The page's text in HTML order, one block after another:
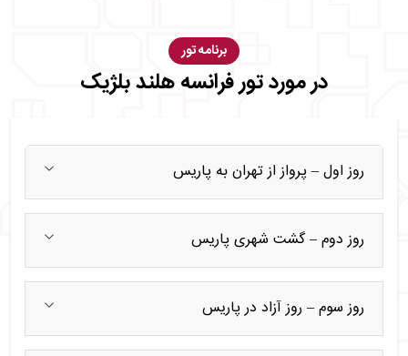
برنامه تور
در مورد تور فرانسه هلند بلژیک
روز اول – پرواز از تهران به پاریس
روز دوم – گشت شهری پاریس
روز سوم – روز آزاد در پاریس